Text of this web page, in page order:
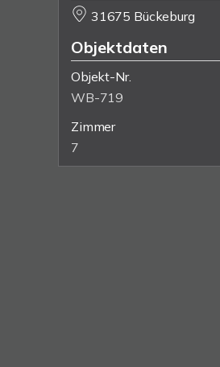
31675 Bückeburg
Objektdaten
Objekt-Nr.
WB-719
Zimmer
7